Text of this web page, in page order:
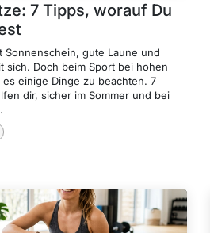
7 Tipps, worauf Du
Sonnenschein, gute Laune und
sich. Doch beim Sport bei hohen
einige Dinge zu beachten. 7
dir, sicher im Sommer und bei